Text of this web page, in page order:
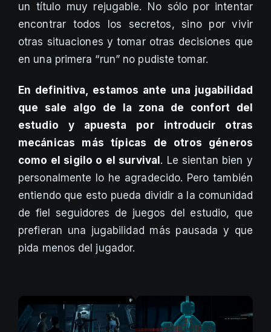
un título muy rejugable. No sólo por intentar
encontrar todos los secretos, sino por vivir
otras situaciones y tomar otras decisiones que
en una primera “run” no pudiste tomar.
En definitiva, estamos ante una jugabilidad
que sale algo de la zona de confort del
estudio y apuesta por introducir otras
mecánicas más típicas de otros géneros
como el sigilo o el survival . Le sientan bien y
personalmente lo he agradecido. Pero también
entiendo que esto pueda dividir a la comunidad
de fiel seguidores de juegos del estudio, que
prefieran una jugabilidad más pausada y que
pida menos del jugador.